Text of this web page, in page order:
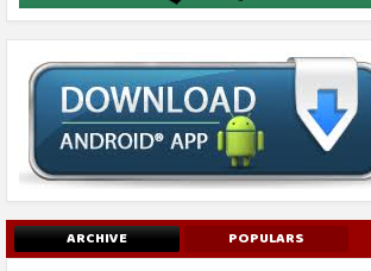
ARCHIVE POPULARS